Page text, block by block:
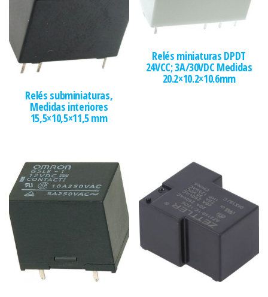
Relés subminiaturas,
Medidas interiores
15,5×10,5×11,5 mm
Relés miniaturas DPDT
24VCC; 3A/30VDC Medidas
20.2×10.2×10.6mm